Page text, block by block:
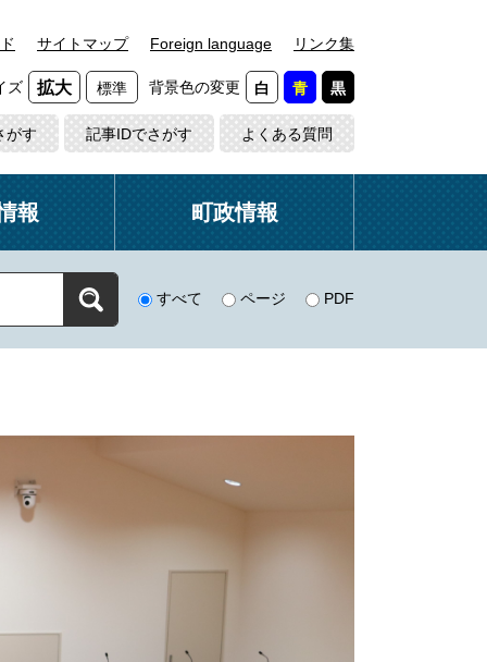
サイトマップ Foreign language リンク集
ズ 拡大 標準 背景色の変更 白 青 黒
がす 記事IDでさがす よくある質問
報 町政情報
すべて ページ PDF